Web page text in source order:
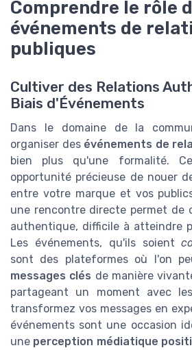
Comprendre le rôle
événements de
publiques
Cultiver des Relations
Biais d'Événements
Dans le domaine de la
organiser des événements de
bien plus qu'une formalité.
opportunité précieuse de nouer
entre votre marque et vos
une rencontre directe permet de
authentique, difficile à atteindre
Les événements, qu'ils soient
sont des plateformes où l'on
messages clés de manière
partageant un moment avec
transformez vos messages en
événements sont une occasion
une perception médiatique